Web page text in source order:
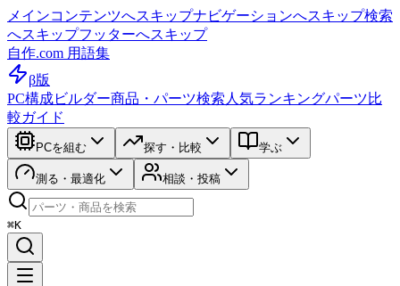
メインコンテンツへスキップナビゲーションへスキップ検索
へスキップフッターへスキップ
自作.com 用語集
β版
PC構成ビルダー商品・パーツ検索 人気ランキングパーツ比
較ガイド
PCを組む 探す・比較 学ぶ
測る・最適化 相談・投稿
⌘K